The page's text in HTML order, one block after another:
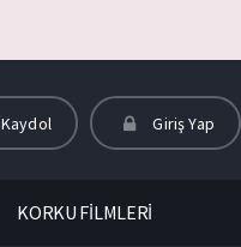
Kaydol Giriş Yap
KORKU FİLMLERİ